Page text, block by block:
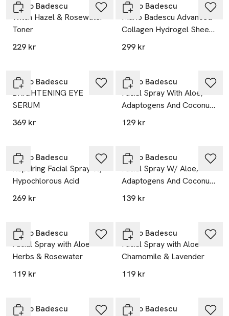
Mario Badescu
Witch Hazel & Rosewater
Toner
229 kr
Mario Badescu
Mario Badescu Advanced
Collagen Hydrogel Sheet
Mask
299 kr
Mario Badescu
BRIGHTENING EYE
SERUM
369 kr
Mario Badescu
Facial Spray With Aloe,
Adaptogens And Coconut
Water
129 kr
Mario Badescu
Repairing Facial Spray W/
Hypochlorous Acid
269 kr
Mario Badescu
Facial Spray W/ Aloe,
Adaptogens And Coconut
Water
139 kr
Mario Badescu
Facial Spray with Aloe
Herbs & Rosewater
119 kr
Mario Badescu
Facial Spray with Aloe
Chamomile & Lavender
119 kr
Mario Badescu
Mario Badescu